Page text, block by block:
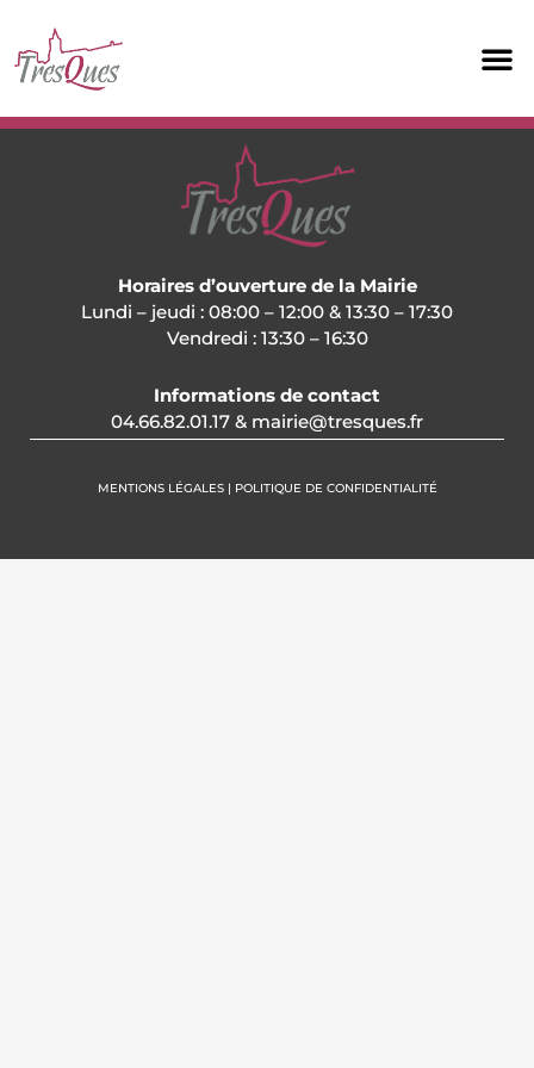
contenu
Horaires d’ouverture de la Mairie
Lundi – jeudi : 08:00 – 12:00 & 13:30 – 17:30
Vendredi : 13:30 – 16:30
Informations de contact
04.66.82.01.17 & mairie@tresques.fr
MENTIONS LÉGALES | POLITIQUE DE CONFIDENTIALITÉ